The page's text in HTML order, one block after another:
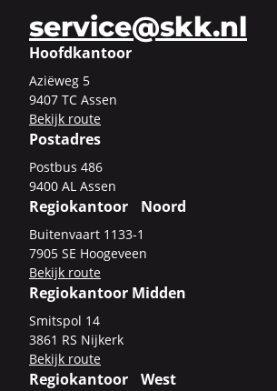
service@skk.nl
Hoofdkantoor
Azi­ë­weg 5
9407 TC Assen
Be­kijk route
Postadres
Post­bus 486
9400 AL Assen
Regiokantoor Noord
Bui­ten­vaart 1133-​1
7905 SE Hoo­ge­veen
Be­kijk route
Regiokantoor Midden
Smits­pol 14
3861 RS Nij­kerk
Be­kijk route
Regiokantoor West